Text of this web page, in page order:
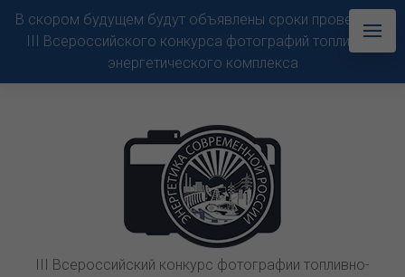
В скором будущем будут объявлены сроки проведения
III Всероссийского конкурса фотографий топливно-
энергетического комплекса
III Всероссийский конкурс фотографии топливно-